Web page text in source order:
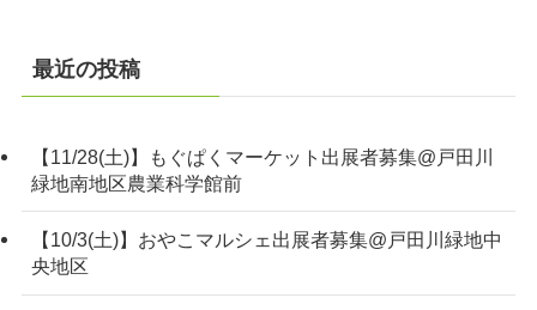
最近の投稿
【11/28(土)】もぐぱくマーケット出展者募集@戸田川
緑地南地区農業科学館前
【10/3(土)】おやこマルシェ出展者募集@戸田川緑地中
央地区